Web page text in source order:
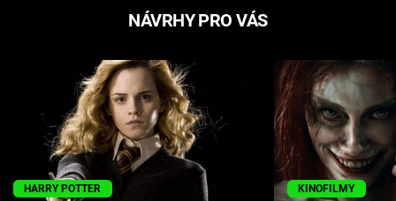
NÁVRHY PRO VÁS
HARRY POTTER KINOFILMY